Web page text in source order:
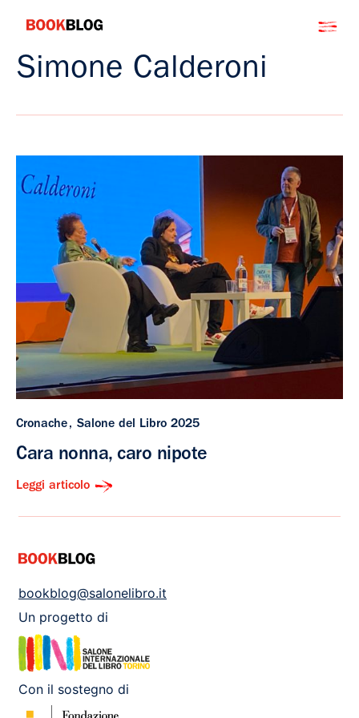
contenuto
Bookblog
Simone Calderoni
Cronache Salone del Libro 2025
Cara nonna, caro nipote
Leggi articolo
bookblog@salonelibro.it
Un progetto di
Con il sostegno di